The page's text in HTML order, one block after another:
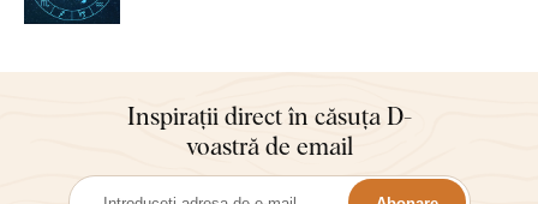
Inspirații direct în căsuța D-
voastră de email